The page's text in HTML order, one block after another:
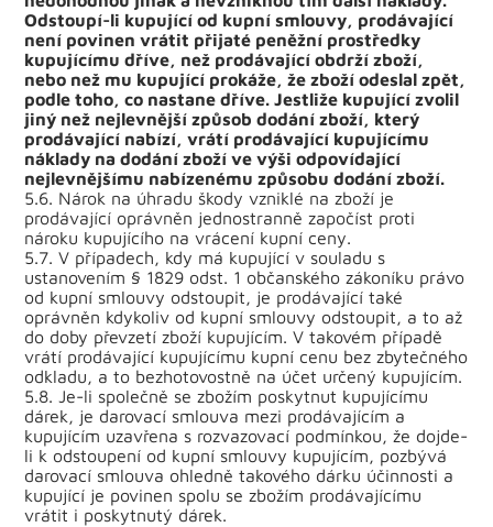
Odstoupí-li kupující od kupní smlouvy, prodávající
není povinen vrátit přijaté peněžní prostředky
kupujícímu dříve, než prodávající obdrží zboží,
nebo než mu kupující prokáže, že zboží odeslal zpět,
podle toho, co nastane dříve. Jestliže kupující zvolil
jiný než nejlevnější způsob dodání zboží, který
prodávající nabízí, vrátí prodávající kupujícímu
náklady na dodání zboží ve výši odpovídající
nejlevnějšímu nabízenému způsobu dodání zboží.
5.6. Nárok na úhradu škody vzniklé na zboží je
prodávající oprávněn jednostranně započíst proti
nároku kupujícího na vrácení kupní ceny.
5.7. V případech, kdy má kupující v souladu s
ustanovením § 1829 odst. 1 občanského zákoníku právo
od kupní smlouvy odstoupit, je prodávající také
oprávněn kdykoliv od kupní smlouvy odstoupit, a to až
do doby převzetí zboží kupujícím. V takovém případě
vrátí prodávající kupujícímu kupní cenu bez zbytečného
odkladu, a to bezhotovostně na účet určený kupujícím.
5.8. Je-li společně se zbožím poskytnut kupujícímu
dárek, je darovací smlouva mezi prodávajícím a
kupujícím uzavřena s rozvazovací podmínkou, že dojde-
li k odstoupení od kupní smlouvy kupujícím, pozbývá
darovací smlouva ohledně takového dárku účinnosti a
kupující je povinen spolu se zbožím prodávajícímu
vrátit i poskytnutý dárek.